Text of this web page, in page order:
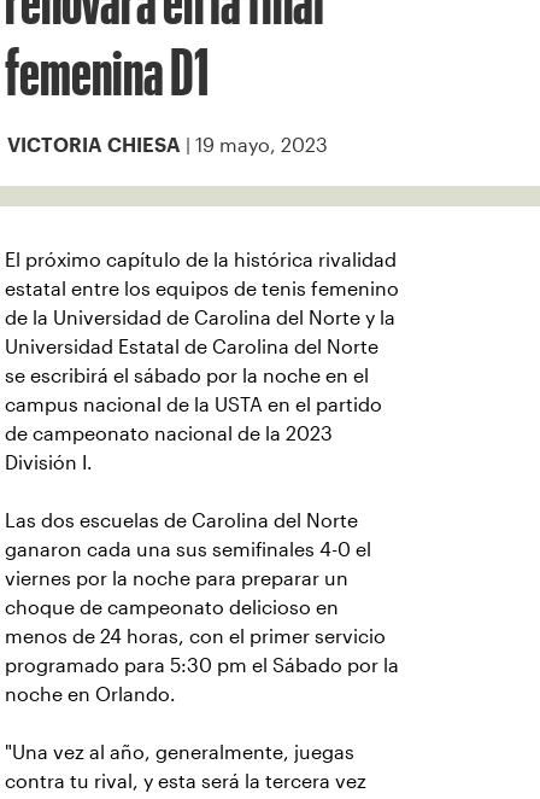
femenina D1
VICTORIA CHIESA | 19 mayo, 2023
El próximo capítulo de la histórica rivalidad
estatal entre los equipos de tenis femenino
de la Universidad de Carolina del Norte y la
Universidad Estatal de Carolina del Norte
se escribirá el sábado por la noche en el
campus nacional de la USTA en el partido
de campeonato nacional de la 2023
División I.
Las dos escuelas de Carolina del Norte
ganaron cada una sus semifinales 4-0 el
viernes por la noche para preparar un
choque de campeonato delicioso en
menos de 24 horas, con el primer servicio
programado para 5:30 pm el Sábado por la
noche en Orlando.
"Una vez al año, generalmente, juegas
contra tu rival, y esta será la tercera vez